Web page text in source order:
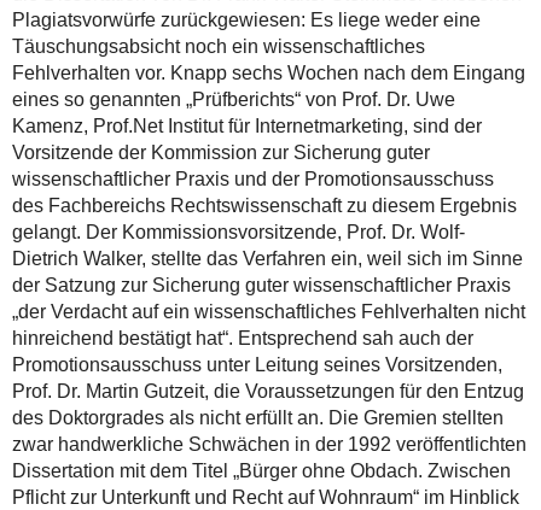
Plagiatsvorwürfe zurückgewiesen: Es liege weder eine
Täuschungsabsicht noch ein wissenschaftliches
Fehlverhalten vor. Knapp sechs Wochen nach dem Eingang
eines so genannten „Prüfberichts“ von Prof. Dr. Uwe
Kamenz, Prof.Net Institut für Internetmarketing, sind der
Vorsitzende der Kommission zur Sicherung guter
wissenschaftlicher Praxis und der Promotionsausschuss
des Fachbereichs Rechtswissenschaft zu diesem Ergebnis
gelangt. Der Kommissionsvorsitzende, Prof. Dr. Wolf-
Dietrich Walker, stellte das Verfahren ein, weil sich im Sinne
der Satzung zur Sicherung guter wissenschaftlicher Praxis
„der Verdacht auf ein wissenschaftliches Fehlverhalten nicht
hinreichend bestätigt hat“. Entsprechend sah auch der
Promotionsausschuss unter Leitung seines Vorsitzenden,
Prof. Dr. Martin Gutzeit, die Voraussetzungen für den Entzug
des Doktorgrades als nicht erfüllt an. Die Gremien stellten
zwar handwerkliche Schwächen in der 1992 veröffentlichten
Dissertation mit dem Titel „Bürger ohne Obdach. Zwischen
Pflicht zur Unterkunft und Recht auf Wohnraum“ im Hinblick